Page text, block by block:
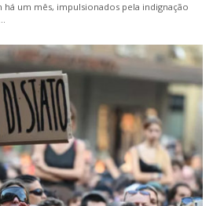
um mês, impulsionados pela indignação